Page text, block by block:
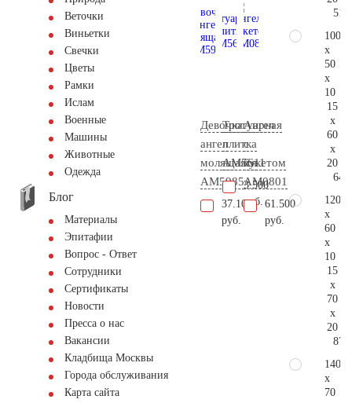
Веточки
Виньетки
Свечки
Цветы
Рамки
Ислам
Военные
Машины
Животные
Одежда
Блог
Материалы
Эпитафии
Вопрос - Ответ
Сотрудники
Сертификаты
Новости
Пресса о нас
Вакансии
Кладбища Москвы
Города обслуживания
Карта сайта
Девочка
ангел
молящаяся
AM5985
37.100
руб.
Тротуарная
плитка
AM5611
3.500
руб.
Ангел
с
букетом
AM0801
61.500
руб.
100
x
50
x
10
15
x
60
x
20
120
x
60
x
10
15
x
70
x
20
140
x
70